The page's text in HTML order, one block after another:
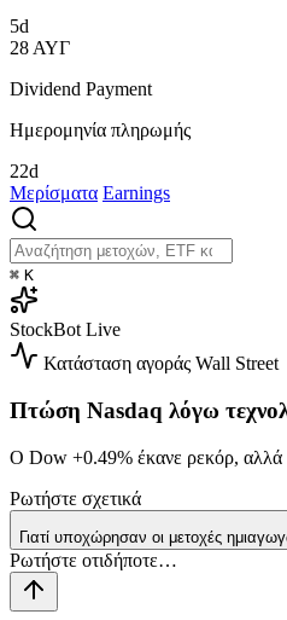
5d
28 ΑΥΓ
Dividend Payment
Ημερομηνία πληρωμής
22d
Μερίσματα Earnings
⌘ K
StockBot Live
Κατάσταση αγοράς Wall Street
Πτώση Nasdaq λόγω
Ο Dow +0.49% έκανε ρεκόρ,
Ρωτήστε σχετικά
Γιατί υποχώρησαν οι μετοχές